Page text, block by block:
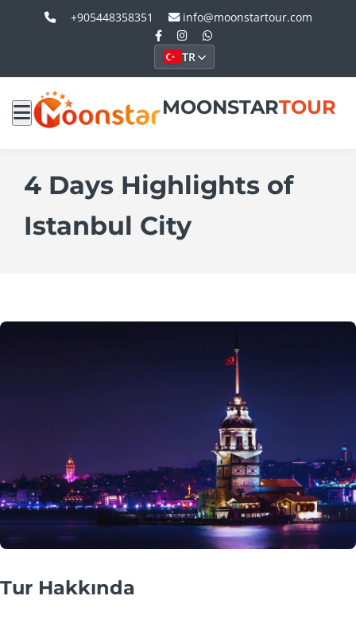
+905448358351 info@moonstartour.com
TR
MOONSTARTOUR
4 Days Highlights of
Istanbul City
Tur Hakkında